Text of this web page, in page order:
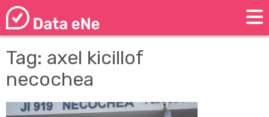
Tag: axel kicillof
necochea